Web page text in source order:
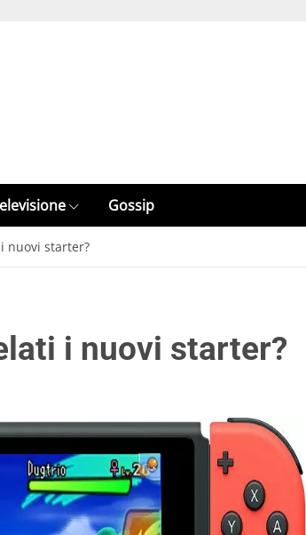
Gossip
nuovi starter?
i nuovi starter?